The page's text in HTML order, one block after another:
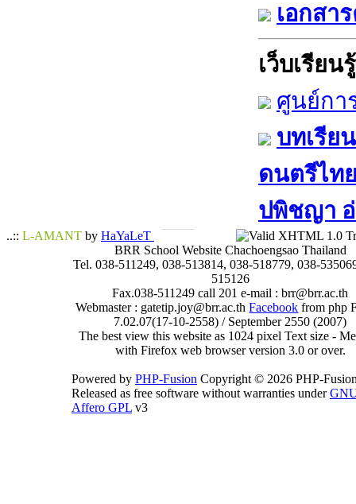
เอกสา
เว็บเรียนรู้
ศูนย์กา
บทเรีย
ดนตรีไท
ปพิชญา​ อ่
..:: L-AMANT by HaYaLeT
BRR School Website Chachoengsao Thailand
Tel. 038-511249, 038-513814, 038-518779, 038-
515126
Fax.038-511249 call 201 e-mail : brr@brr.ac.th
Webmaster : gatetip.joy@brr.ac.thFacebook from php
7.02.07(17-10-2558) / September 2550 (2007)
The best view this website as 1024 pixel Text size -
with Firefox web browser version 3.0 or over.
Powered by PHP-Fusion Copyright © 2026 PHP-
Released as free software without warranties under
Affero GPL v3